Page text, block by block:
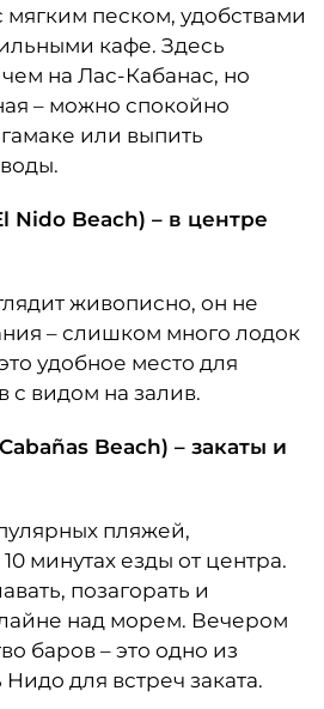
песком, удобствами
кафе. Здесь
на Лас-Кабанас, но
– можно спокойно
или выпить
Nido Beach) – в центре
живописно, он не
– слишком много лодок
удобное место для
с видом на залив.
Beach) – закаты и
пляжей,
минутах езды от центра.
позагорать и
над морем. Вечером
баров – это одно из
для встреч заката.